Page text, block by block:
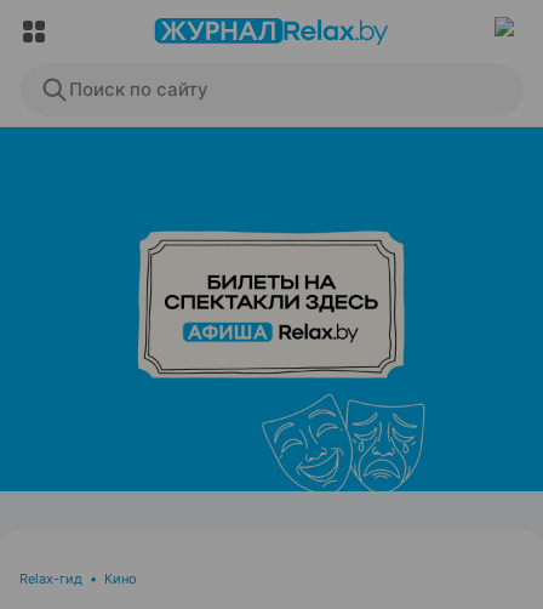
Поиск по сайту
ЭФФЕКТИВНАЯ РЕКЛАМА НА САЙТЕ
Relax-гид • Кино